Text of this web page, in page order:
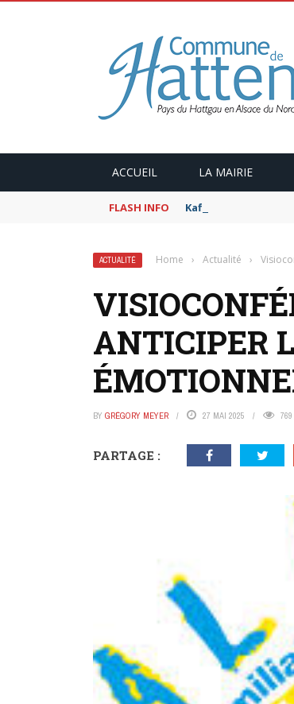
ACCUEIL LA MAIRIE
FLASH INFO Kaffeekranzel : Le
ACTUALITÉ Home › Actualité ›
ANTICIPER
BY GRÉGORY MEYER 27 MAI 2025 769
PARTAGE :